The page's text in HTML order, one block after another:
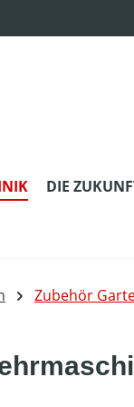
DIE
Zubehör